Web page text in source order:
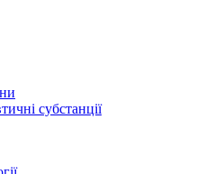
субстанції